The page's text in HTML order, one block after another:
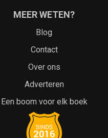
MEER WETEN?
Blog
Contact
Over ons
Adverteren
Een boom voor elk boek